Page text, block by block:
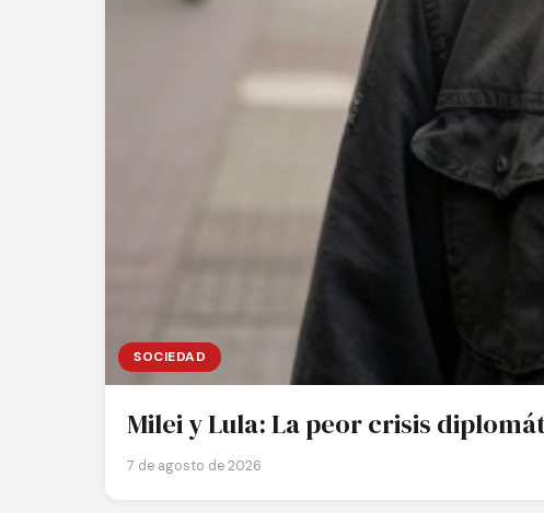
SOCIEDAD
Milei y Lula: La peor crisis
7 de agosto de 2026